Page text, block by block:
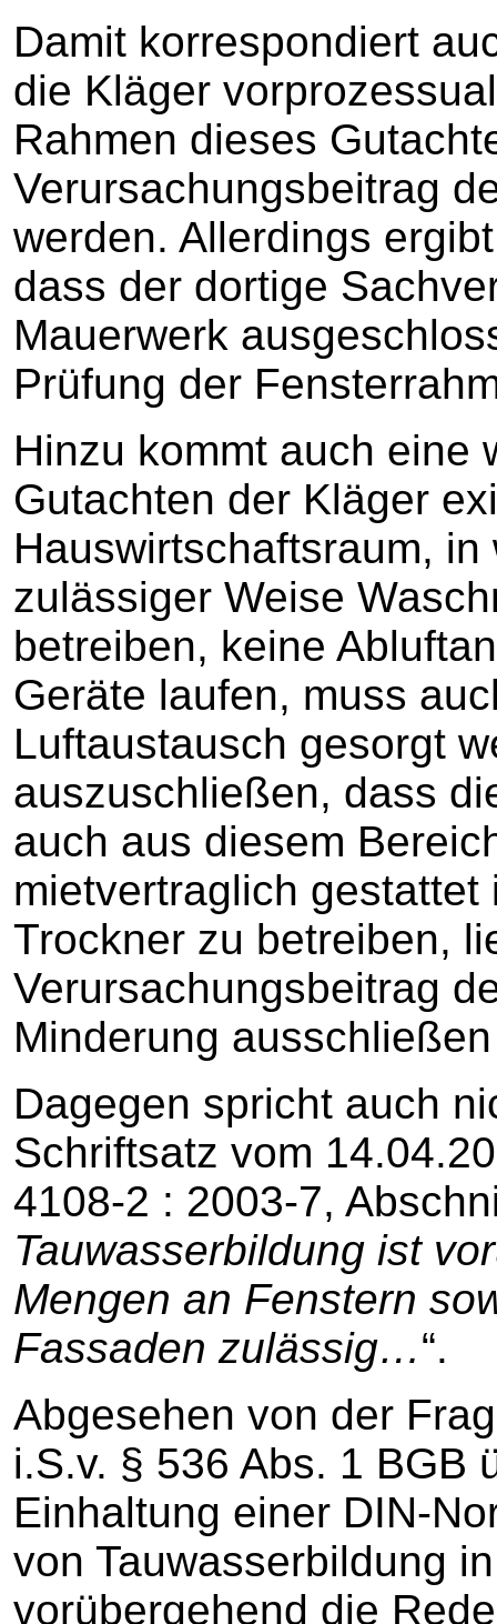
Damit korrespondiert
die Kläger
Rahmen dieses
Verursachungsbeitrag
werden. Allerdings
dass der dortige
Mauerwerk
Prüfung der
Hinzu kommt auch eine
Gutachten der Kläger
Hauswirtschaftsraum,
zulässiger Weise
betreiben, keine
Geräte laufen, muss
Luftaustausch gesorgt
auszuschließen, dass
auch aus diesem
mietvertraglich
Trockner zu betreiben,
Verursachungsbeitrag
Minderung
Dagegen spricht auch
Schriftsatz vom
4108-2 : 2003-7,
Tauwasserbildung ist
Mengen an Fenstern
Fassaden zulässig…“.
Abgesehen von der
i.S.v. § 536 Abs. 1 BGB
Einhaltung einer DIN-
von Tauwasserbildung
vorübergehend die